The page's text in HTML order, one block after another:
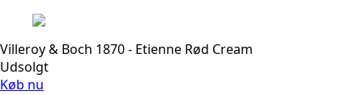
Villeroy & Boch 1870 - Etienne Rød Cream
Udsolgt
Køb nu